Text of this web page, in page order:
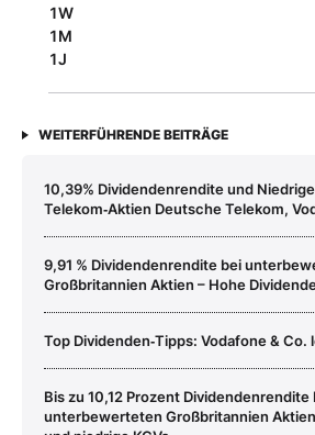
1W
1M
1J
WEITERFÜHRENDE BEITRÄGE
10,39% Dividendenrendite und
Telekom‑Aktien Deutsche Telekom,
9,91 % Dividendenrendite bei
Großbritannien Aktien – Hohe
Top Dividenden‑Tipps: Vodafone & Co.
Bis zu 10,12 Prozent Dividendenrendite
unterbewerteten Großbritannien